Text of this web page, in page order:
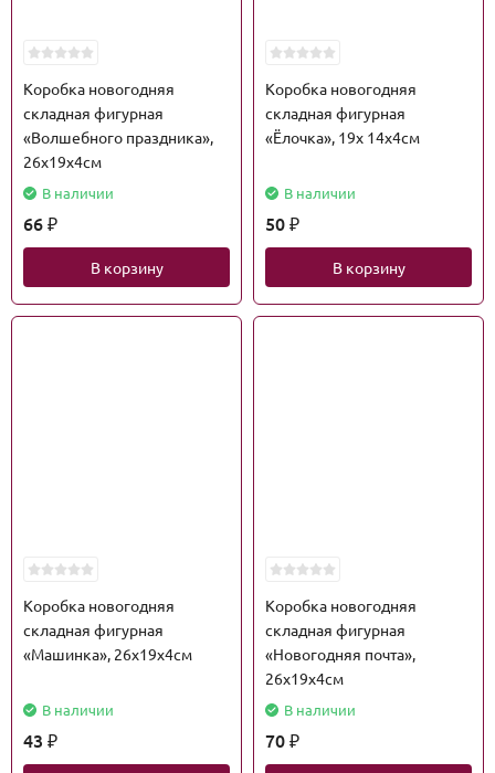
Коробка новогодняя
складная фигурная
«Волшебного праздника»,
26х19х4см
В наличии
66 ₽
В корзину
Коробка новогодняя
складная фигурная
«Ёлочка», 19х 14х4см
В наличии
50 ₽
В корзину
Коробка новогодняя
складная фигурная
«Машинка», 26х19х4см
В наличии
43 ₽
Коробка новогодняя
складная фигурная
«Новогодняя почта»,
26х19х4см
В наличии
70 ₽